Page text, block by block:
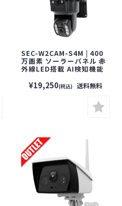
SEC-W2CAM-S4M | 400
万画素 ソーラーパネル 赤
外線LED搭載 AI検知機能
犯カメラ【防犯カメラ】
【監視カメラ】【セキュ
リティーカメラ】【無線】
【ワイヤレス】【配線不
¥19,250(税込) 送料無料